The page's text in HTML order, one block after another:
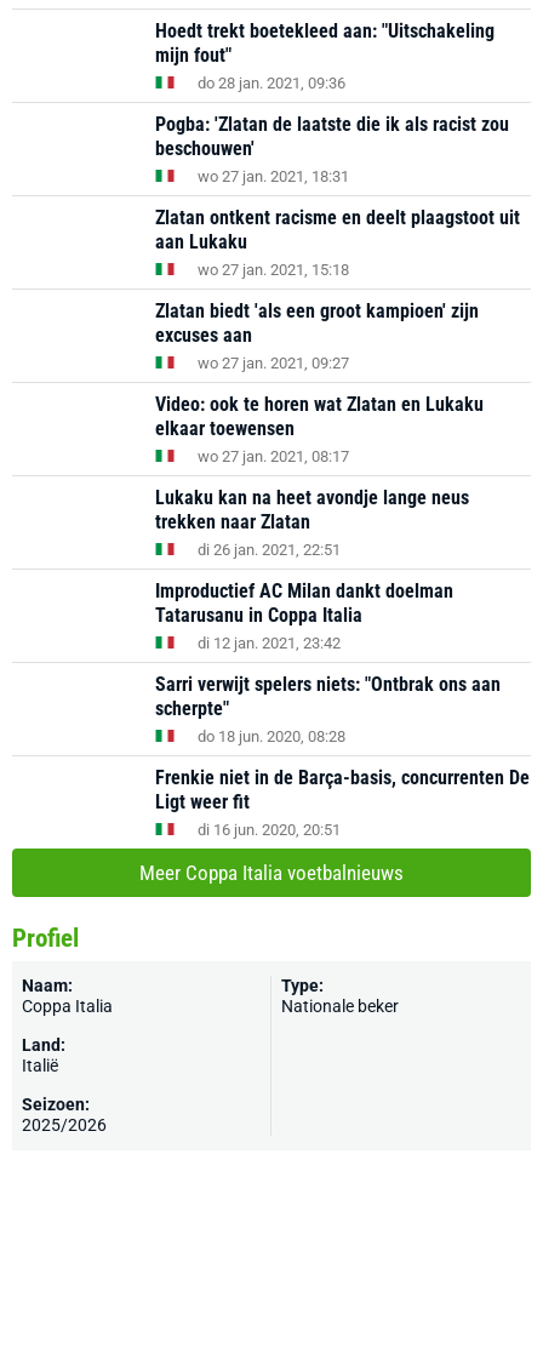
Hoedt trekt boetekleed aan: "Uitschakeling
mijn fout"
do 28 jan. 2021, 09:36
Pogba: 'Zlatan de laatste die ik als racist zou
beschouwen'
wo 27 jan. 2021, 18:31
Zlatan ontkent racisme en deelt plaagstoot uit
aan Lukaku
wo 27 jan. 2021, 15:18
Zlatan biedt 'als een groot kampioen' zijn
excuses aan
wo 27 jan. 2021, 09:27
Video: ook te horen wat Zlatan en Lukaku
elkaar toewensen
wo 27 jan. 2021, 08:17
Lukaku kan na heet avondje lange neus
trekken naar Zlatan
di 26 jan. 2021, 22:51
Improductief AC Milan dankt doelman
Tatarusanu in Coppa Italia
di 12 jan. 2021, 23:42
Sarri verwijt spelers niets: "Ontbrak ons aan
scherpte"
do 18 jun. 2020, 08:28
Frenkie niet in de Barça-basis, concurrenten De
Ligt weer fit
di 16 jun. 2020, 20:51
Meer Coppa Italia voetbalnieuws
Profiel
Naam:
Coppa Italia
Land:
Italië
Seizoen:
2025/2026
Type:
Nationale beker